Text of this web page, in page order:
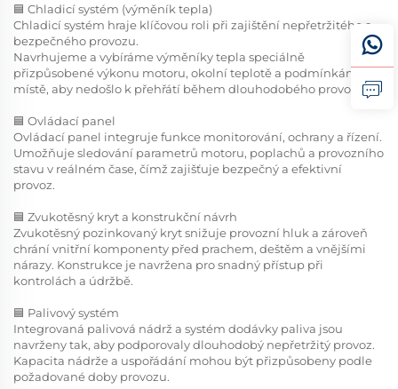
🟦 Chladicí systém (výměník tepla)
Chladicí systém hraje klíčovou roli při zajištění nepřetržitého a
bezpečného provozu.
Navrhujeme a vybíráme výměníky tepla speciálně
přizpůsobené výkonu motoru, okolní teplotě a podmínkám na
místě, aby nedošlo k přehřátí během dlouhodobého provozu.
🟦 Ovládací panel
Ovládací panel integruje funkce monitorování, ochrany a řízení.
Umožňuje sledování parametrů motoru, poplachů a provozního
stavu v reálném čase, čímž zajišťuje bezpečný a efektivní
provoz.
🟦 Zvukotěsný kryt a konstrukční návrh
Zvukotěsný pozinkovaný kryt snižuje provozní hluk a zároveň
chrání vnitřní komponenty před prachem, deštěm a vnějšími
nárazy. Konstrukce je navržena pro snadný přístup při
kontrolách a údržbě.
🟦 Palivový systém
Integrovaná palivová nádrž a systém dodávky paliva jsou
navrženy tak, aby podporovaly dlouhodobý nepřetržitý provoz.
Kapacita nádrže a uspořádání mohou být přizpůsobeny podle
požadované doby provozu.